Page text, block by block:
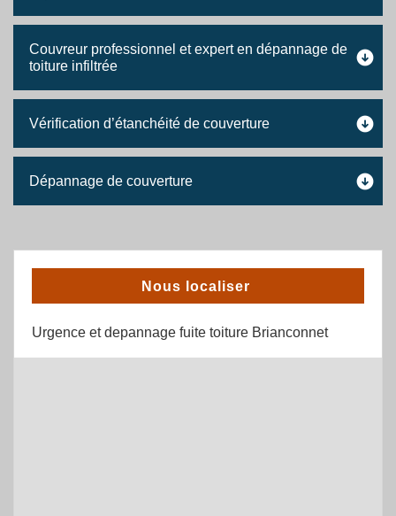
Couvreur professionnel et expert en dépannage de
toiture infiltrée
Vérification d’étanchéité de couverture
Dépannage de couverture
Nous localiser
Urgence et depannage fuite toiture Brianconnet